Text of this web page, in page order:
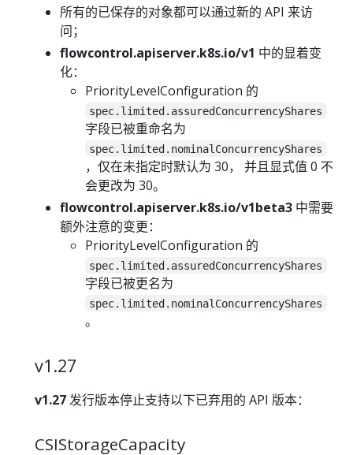
所有的已保存的对象都可以通过新的 API 来访
问；
flowcontrol.apiserver.k8s.io/v1 中的显着变
化：
PriorityLevelConfiguration 的
spec.limited.assuredConcurrencyShares
字段已被重命名为
spec.limited.nominalConcurrencyShares
，仅在未指定时默认为 30， 并且显式值 0 不
会更改为 30。
flowcontrol.apiserver.k8s.io/v1beta3 中需要
额外注意的变更：
PriorityLevelConfiguration 的
spec.limited.assuredConcurrencyShares
字段已被更名为
spec.limited.nominalConcurrencyShares
。
v1.27
v1.27发行版本停止支持以下已弃用的 API 版本：
CSIStorageCapacity